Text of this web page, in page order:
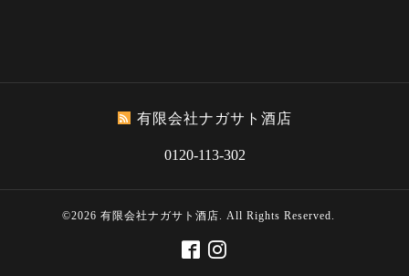
有限会社ナガサト酒店
0120-113-302
©2026 有限会社ナガサト酒店. All Rights Reserved.